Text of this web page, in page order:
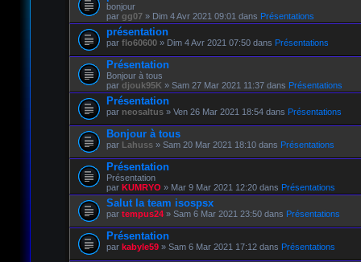
bonjour
par gg07» Dim 4 Avr 2021 09:01 dans Présentations
présentation
par flo60600» Dim 4 Avr 2021 07:50 dans Présentations
Présentation
Bonjour à tous
par djouk95K » Sam 27 Mar 2021 11:37 dans Présentations
Présentation
par neosaltus» Ven 26 Mar 2021 18:54 dans Présentations
Bonjour à tous
par Lahuss» Sam 20 Mar 2021 18:10 dans Présentations
Présentation
Présentation
par KUMRYO » Mar 9 Mar 2021 12:20 dans Présentations
Salut la team isospsx
par tempus24» Sam 6 Mar 2021 23:50 dans Présentations
Présentation
par kabyle59» Sam 6 Mar 2021 17:12 dans Présentations